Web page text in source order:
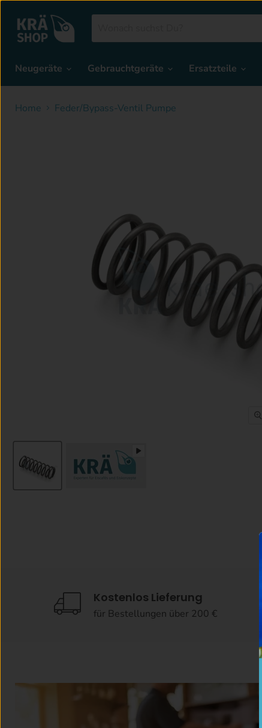
Neugeräte
Gebrauchtgeräte Ersatzteile
Home Feder/Bypass-Ventil Pumpe
Kostenlos Lieferung
für Bestellungen über 200 €